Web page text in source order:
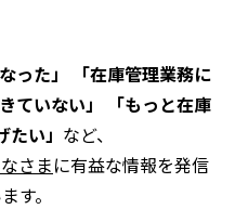
った」 「在庫管理業務に
ていない」 「もっと在庫
い」 など、
さまに有益な情報を発信
す。